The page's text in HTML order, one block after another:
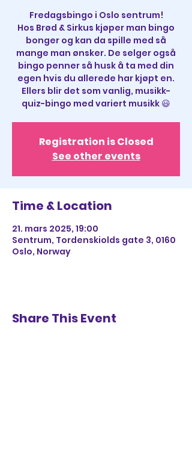
Fredagsbingo i Oslo sentrum!
Hos Brød & Sirkus kjøper man bingo
bonger og kan da spille med så
mange man ønsker. De selger også
bingo penner så husk å ta med din
egen hvis du allerede har kjøpt en.
Ellers blir det som vanlig, musikk-
quiz-bingo med variert musikk 😃
Registration is Closed
See other events
Time & Location
21. mars 2025, 19:00
Sentrum, Tordenskiolds gate 3, 0160
Oslo, Norway
Share This Event